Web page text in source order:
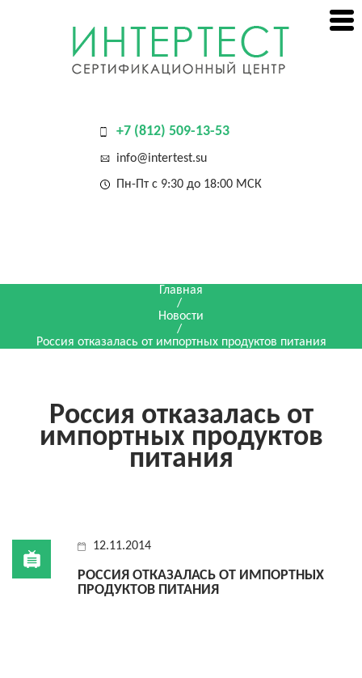
+7 (812) 509-13-53
info@intertest.su
Пн-Пт с 9:30 до 18:00 МСК
Главная
/
Новости
/
Россия отказалась от импортных продуктов питания
Россия отказалась от
импортных продуктов
питания
12.11.2014
РОССИЯ ОТКАЗАЛАСЬ ОТ ИМПОРТНЫХ
ПРОДУКТОВ ПИТАНИЯ